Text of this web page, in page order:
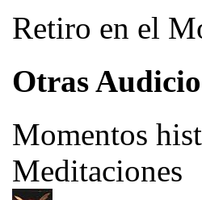
Retiro en el
Otras
Momentos
Meditaciones